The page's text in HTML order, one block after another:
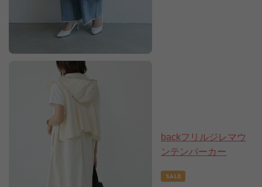
backフリルジレマウ
ンテンパーカー